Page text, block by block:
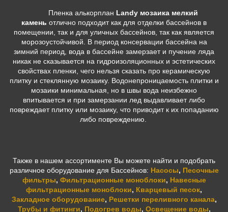
Пленка алькорплан Landy мозаика мелкий
камень отлично подходит как для отделки бассейнов в
помещении, так и для уличных бассейнов, так как является
морозоустойчивой. В период консервации бассейна на
зимний период, вода в бассейне замерзает и пучение ляда
никак не сказывается на гидроизоляционных и эстетических
свойствах пленки, чего нельзя сказать про керамическую
плитку и стеклянную мозаику. Водонепроницаемость плитки и
мозаики минимальная, но в швы вода неизбежно
впитывается и при замерзании лед выдавливает либо
повреждает плитку или мозаику, что приводит к их попаданию
либо повреждению.
Также в нашем ассортименте Вы можете найти и подобрать
различное оборудование для Бассейнов: Насосы, Песочные
фильтры, Фильтрационные моноблоки, Навесные
фильтрационные моноблоки, Кварцевый песок,
Закладное оборудование, Решетки переливного канала,
Трубы и фитинги, Подогрев воды, Освещение воды,